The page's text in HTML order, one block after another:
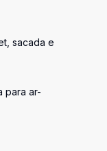
sacada e
para ar-